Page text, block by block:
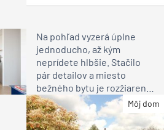
Na pohľad vyzerá úplne
jednoducho, až kým
neprídete hlbšie. Stačilo
pár detailov a miesto
bežného bytu je rozžiarené
bývanie pre rodinu
Môj dom